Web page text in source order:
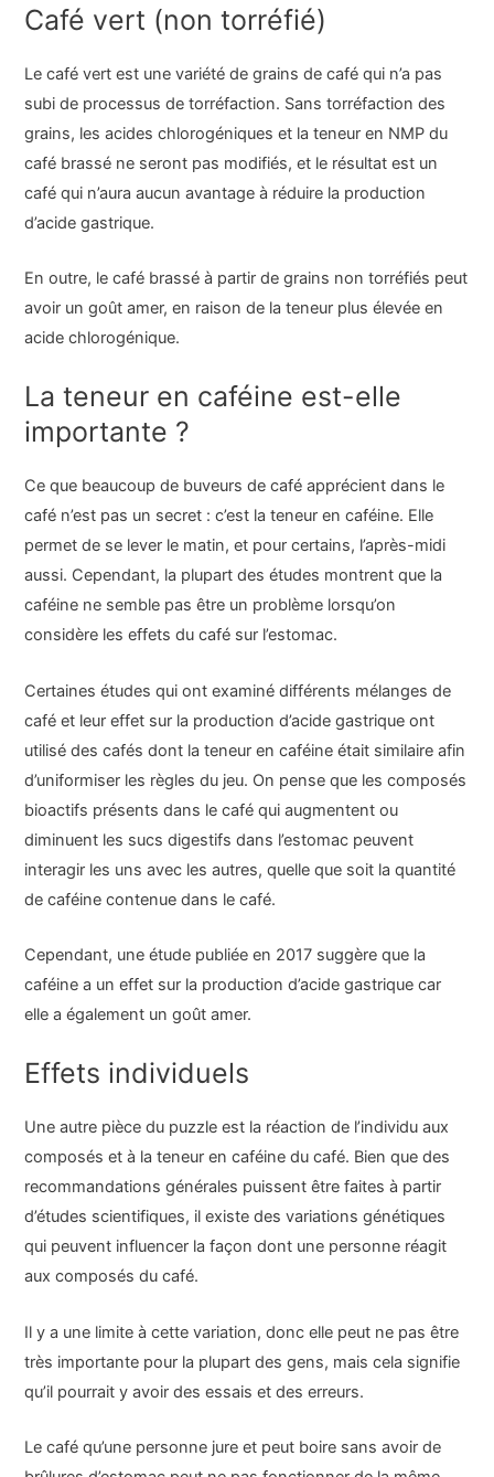
Café vert (non torréfié)
Le café vert est une variété de grains de café qui n’a pas
subi de processus de torréfaction. Sans torréfaction des
grains, les acides chlorogéniques et la teneur en NMP du
café brassé ne seront pas modifiés, et le résultat est un
café qui n’aura aucun avantage à réduire la production
d’acide gastrique.
En outre, le café brassé à partir de grains non torréfiés peut
avoir un goût amer, en raison de la teneur plus élevée en
acide chlorogénique.
La teneur en caféine est-elle
importante ?
Ce que beaucoup de buveurs de café apprécient dans le
café n’est pas un secret : c’est la teneur en caféine. Elle
permet de se lever le matin, et pour certains, l’après-midi
aussi. Cependant, la plupart des études montrent que la
caféine ne semble pas être un problème lorsqu’on
considère les effets du café sur l’estomac.
Certaines études qui ont examiné différents mélanges de
café et leur effet sur la production d’acide gastrique ont
utilisé des cafés dont la teneur en caféine était similaire afin
d’uniformiser les règles du jeu. On pense que les composés
bioactifs présents dans le café qui augmentent ou
diminuent les sucs digestifs dans l’estomac peuvent
interagir les uns avec les autres, quelle que soit la quantité
de caféine contenue dans le café.
Cependant, une étude publiée en 2017 suggère que la
caféine a un effet sur la production d’acide gastrique car
elle a également un goût amer.
Effets individuels
Une autre pièce du puzzle est la réaction de l’individu aux
composés et à la teneur en caféine du café. Bien que des
recommandations générales puissent être faites à partir
d’études scientifiques, il existe des variations génétiques
qui peuvent influencer la façon dont une personne réagit
aux composés du café.
Il y a une limite à cette variation, donc elle peut ne pas être
très importante pour la plupart des gens, mais cela signifie
qu’il pourrait y avoir des essais et des erreurs.
Le café qu’une personne jure et peut boire sans avoir de